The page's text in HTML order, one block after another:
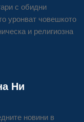
с обидни
уронват човешкото
и религиозна
Ни
новини в